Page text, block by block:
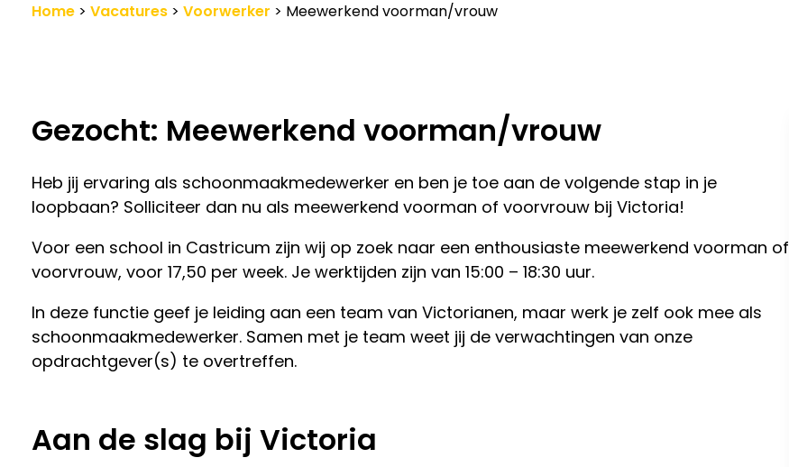
Home > Vacatures > Voorwerker > Meewerkend voorman/vrouw
Gezocht: Meewerkend voorman/vrouw
Heb jij ervaring als schoonmaakmedewerker en ben je toe aan de volgende stap in je
loopbaan? Solliciteer dan nu als meewerkend voorman of voorvrouw bij Victoria!
Voor een school in Castricum zijn wij op zoek naar een enthousiaste meewerkend voorman of
voorvrouw, voor 17,50 per week. Je werktijden zijn van 15:00 – 18:30 uur.
In deze functie geef je leiding aan een team van Victorianen, maar werk je zelf ook mee als
schoonmaakmedewerker. Samen met je team weet jij de verwachtingen van onze
opdrachtgever(s) te overtreffen.
Aan de slag bij Victoria